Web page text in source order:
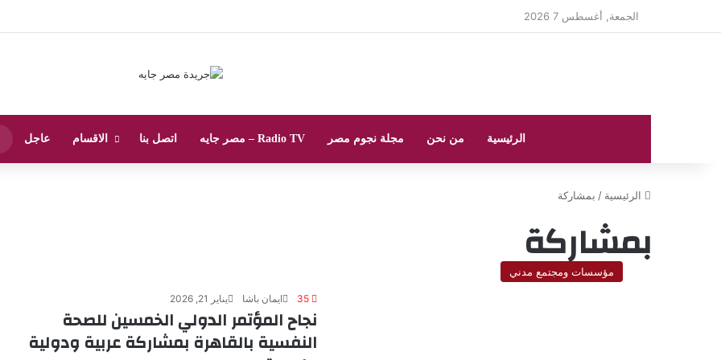
الجمعة, أغسطس 7 2026
الرئيسية من نحن مجلة نجوم مصر Radio TV – مصر جايه اتصل بنا الاقسام عاجل
الرئيسية / بمشاركة
بمشاركة
مؤسسات ومجتمع مدني
ايمان باشا يناير 21, 2026
نجاح المؤتمر الدولي الخمسين للصحة
النفسية بالقاهرة بمشاركة عربية ودولية